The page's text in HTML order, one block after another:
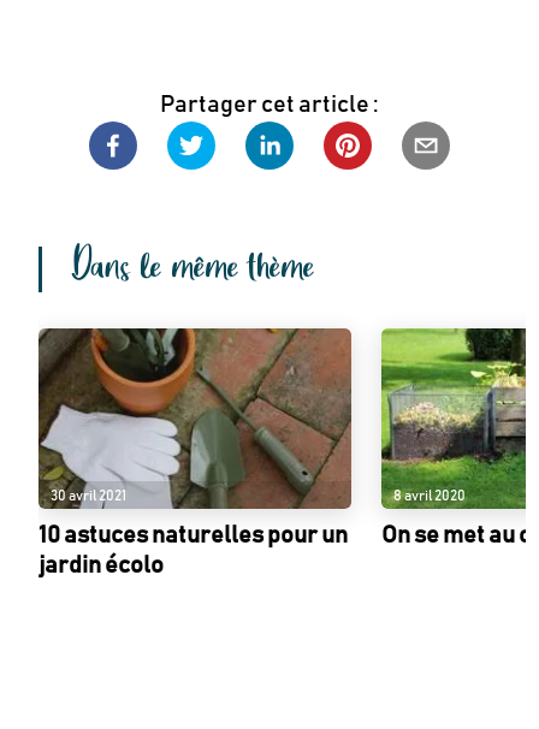
Partager cet article :
Dans le même thème
30 avril 2021
10 astuces naturelles pour un
jardin écolo
8 avril 2020
On se met au